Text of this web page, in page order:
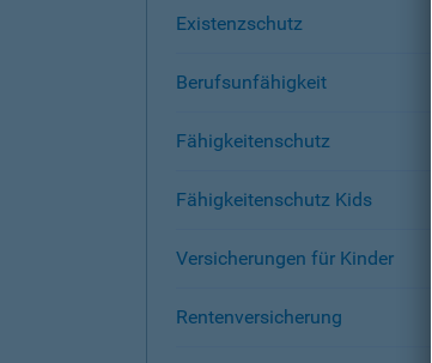
Existenzschutz
Berufsunfähigkeit
Fähigkeitenschutz
Fähigkeitenschutz Kids
Versicherungen für Kinder
Rentenversicherung